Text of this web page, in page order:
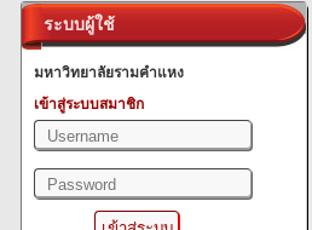
ระบบผู้ใช้
มหาวิทยาลัยรามคำแหง
เข้าสู่ระบบสมาชิก